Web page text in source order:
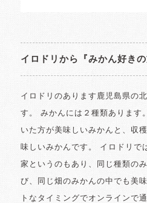
イロドリから『みかん好き
イロドリのあります鹿児島県の
す。 みかんには２種類あります
いた方が美味しいみかんと、収
味しいみかんです。 イロドリで
家というのもあり、同じ種類の
び、同じ畑のみかんの中でも美
トなタイミングでオンラインで